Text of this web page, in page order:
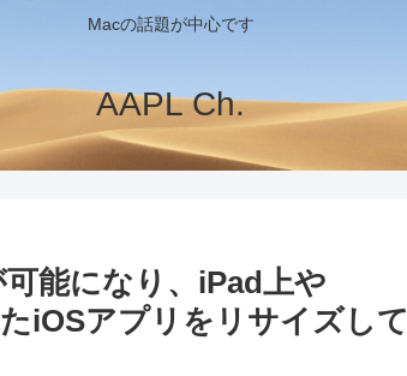
Macの話題が中心です
AAPL Ch.
能になり、iPad上や
iOSアプリをリサイズして